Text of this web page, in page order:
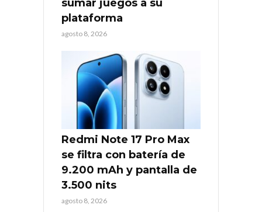
sumar juegos a su
plataforma
agosto 8, 2026
Redmi Note 17 Pro Max
se filtra con batería de
9.200 mAh y pantalla de
3.500 nits
agosto 8, 2026